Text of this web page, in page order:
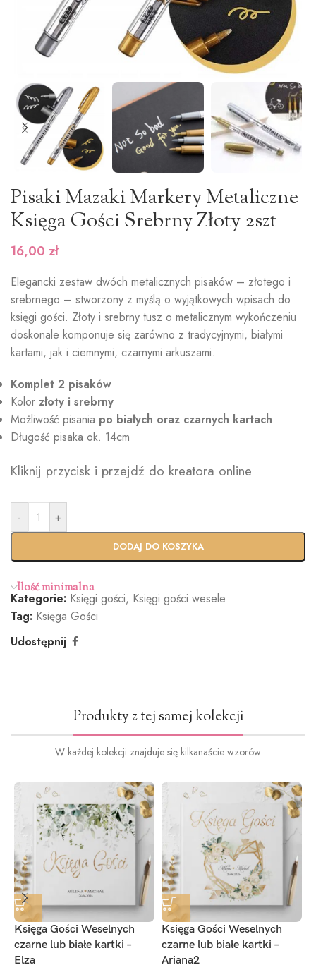
Pisaki Mazaki Markery Metaliczne
Księga Gości Srebrny Złoty 2szt
16,00 zł
Elegancki zestaw dwóch metalicznych pisaków – złotego i
srebrnego – stworzony z myślą o wyjątkowych wpisach do
księgi gości. Złoty i srebrny tusz o metalicznym wykończeniu
doskonale komponuje się zarówno z tradycyjnymi, białymi
kartami, jak i ciemnymi, czarnymi arkuszami.
Komplet 2 pisaków
Kolor złoty i srebrny
Możliwość pisania po białych oraz czarnych kartach
Długość pisaka ok. 14cm
Kliknij przycisk i przejdź do kreatora online
- +
DODAJ DO KOSZYKA
Ilość minimalna
Kategorie: Księgi gości, Księgi gości wesele
Tag: Księga Gości
Udostępnij
Produkty z tej samej kolekcji
W każdej kolekcji znajduje się kilkanaście wzorów
Księga Gości Weselnych
czarne lub białe kartki –
Elza
Księga Gości Weselnych
czarne lub białe kartki –
Ariana2